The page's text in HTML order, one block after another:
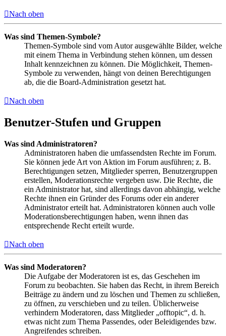
Nach oben
Was sind Themen-Symbole?
Themen-Symbole sind vom Autor ausgewählte Bilder, welche
mit einem Thema in Verbindung stehen können, um dessen
Inhalt kennzeichnen zu können. Die Möglichkeit, Themen-
Symbole zu verwenden, hängt von deinen Berechtigungen
ab, die die Board-Administration gesetzt hat.
Nach oben
Benutzer-Stufen und Gruppen
Was sind Administratoren?
Administratoren haben die umfassendsten Rechte im Forum.
Sie können jede Art von Aktion im Forum ausführen; z. B.
Berechtigungen setzen, Mitglieder sperren, Benutzergruppen
erstellen, Moderationsrechte vergeben usw. Die Rechte, die
ein Administrator hat, sind allerdings davon abhängig, welche
Rechte ihnen ein Gründer des Forums oder ein anderer
Administrator erteilt hat. Administratoren können auch volle
Moderationsberechtigungen haben, wenn ihnen das
entsprechende Recht erteilt wurde.
Nach oben
Was sind Moderatoren?
Die Aufgabe der Moderatoren ist es, das Geschehen im
Forum zu beobachten. Sie haben das Recht, in ihrem Bereich
Beiträge zu ändern und zu löschen und Themen zu schließen,
zu öffnen, zu verschieben und zu teilen. Üblicherweise
verhindern Moderatoren, dass Mitglieder „offtopic“, d. h.
etwas nicht zum Thema Passendes, oder Beleidigendes bzw.
Angreifendes schreiben.